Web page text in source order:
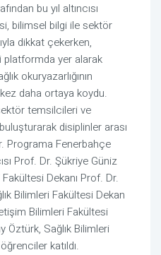
bu yıl altıncısı
bilimsel bilgi ile sektör
dikkat çekerken,
platformda yer alarak
okuryazarlığının
daha ortaya koydu.
temsilcileri ve
disiplinler arası
Programa Fenerbahçe
Prof. Dr. Şükriye Güniz
Dekanı Prof. Dr.
Bilimleri Fakültesi Dekan
Bilimleri Fakültesi
Öztürk, Sağlık Bilimleri
katıldı.